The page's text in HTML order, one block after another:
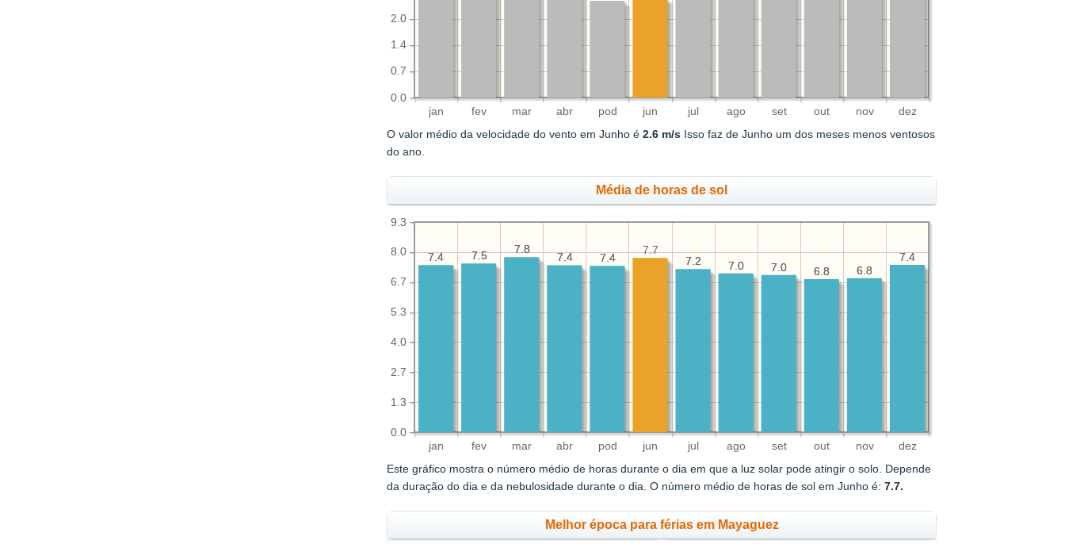
jan fev mar abr pod jun jul ago set out nov dez
0.0
0.7
1.4
2.0
O valor médio da velocidade do vento em Junho é2.6 m/s Isso faz de Junho um dos meses menos ventosos
do ano.
Média de horas de sol
jan fev mar abr pod jun jul ago set out nov dez
0.0
1.3
2.7
4.0
5.3
6.7
8.0
9.3
7.4
6.8
6.8
7.0
7.0
7.2
7.4
7.4
7.8
7.5
7.4
7.4
6.8
6.8
7.0
7.0
7.2
7.7
7.4
7.4
7.8
7.5
7.4
Este gráfico mostra o número médio de horas durante o dia em que a luz solar pode atingir o solo. Depende
da duração do dia e da nebulosidade durante o dia. O número médio de horas de sol em Junho é:7.7.
Melhor época para férias em Mayaguez